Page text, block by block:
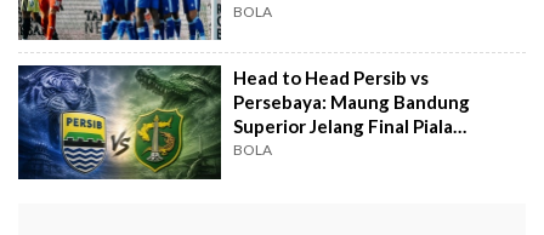
BOLA
Head to Head Persib vs
Persebaya: Maung Bandung
Superior Jelang Final Piala
Presiden 2026
BOLA